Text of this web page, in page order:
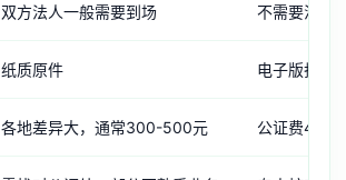
双方法人一般需要到场 不需要法人
纸质原件 电子版扫描
各地差异大，通常300-500元 公证费480